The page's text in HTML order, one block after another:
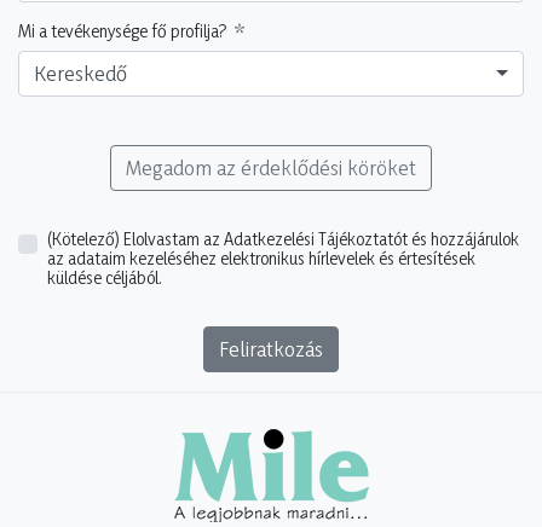
Mi a tevékenysége fő profilja?
Kereskedő
Megadom az érdeklődési köröket
(Kötelező) Elolvastam az Adatkezelési Tájékoztatót és hozzájárulok
az adataim kezeléséhez elektronikus hírlevelek és értesítések
küldése céljából.
Feliratkozás